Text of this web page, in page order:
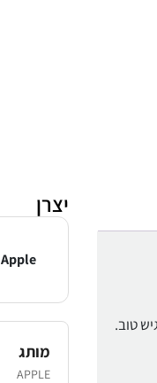
יצרן
Apple
מותג
APPLE